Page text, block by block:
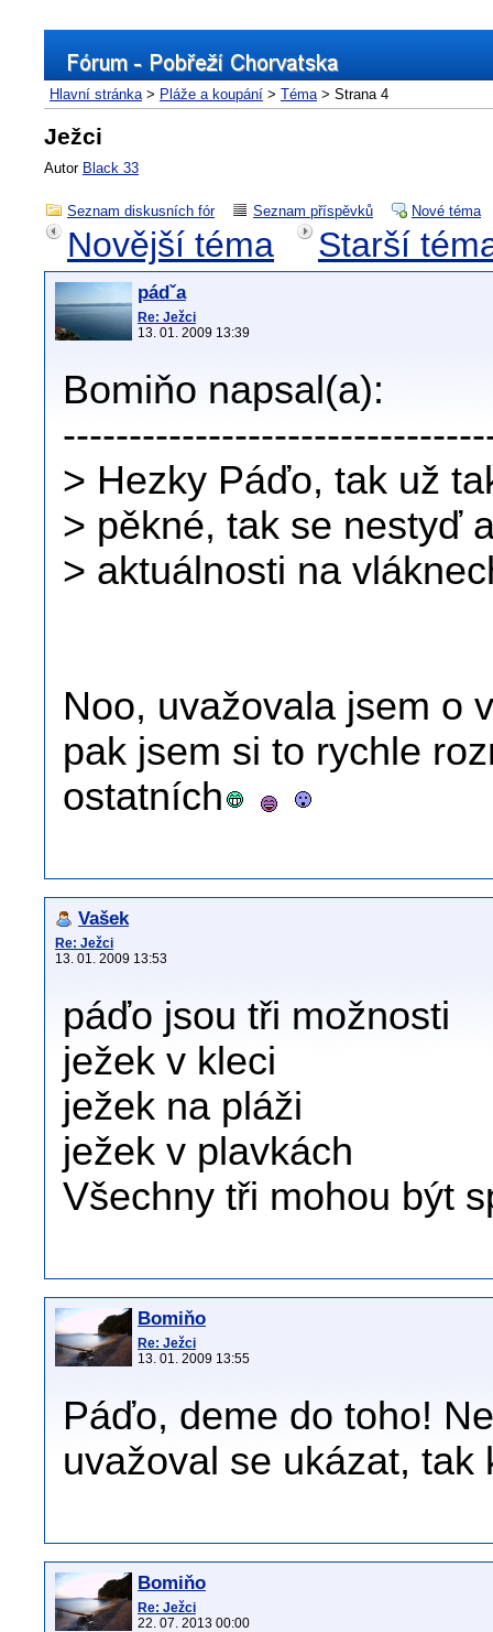
Hlavní stránka> Pláže a koupání > Téma> Strana 4
Ježci
Autor Black 33
Seznam diskusních fór Seznam příspěvků Nové téma
Novější téma Starší
pádˇa
Re: Ježci
13. 01. 2009 13:39
Bomiňo napsal(a):
> Hezky Páďo, tak už
> pěkné, tak se nestyď
> aktuálnosti na
Noo, uvažovala jsem o
pak jsem si to rychle
ostatních
Vašek
Re: Ježci
13. 01. 2009 13:53
páďo jsou tři možnosti
ježek v kleci
ježek na pláži
ježek v plavkách
Všechny tři mohou být
Bomiňo
Re: Ježci
13. 01. 2009 13:55
Páďo, deme do toho!
uvažoval se ukázat,
Bomiňo
Re: Ježci
22. 07. 2013 00:00